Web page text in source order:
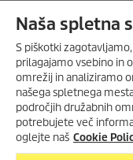
PRAVNE ZADEVE
Imprint
Avtorske pravice
Zavrnitev odgovornosti
Pravila nagradne igre
Politika zasebnosti
Politika piškotkov
Naša spletna
S piškotki
prilagajamo vsebino in
omrežij in analiziramo
našega spletnega
področjih družabnih
potrebujete več
oglejte naš Cookie